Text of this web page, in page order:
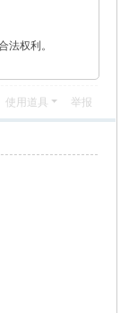
法权利。
使用道具 举报